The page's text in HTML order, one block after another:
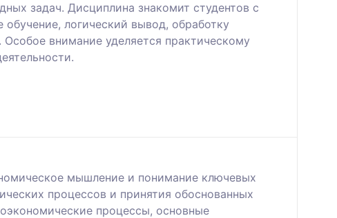
задач. Дисциплина знакомит студентов с
логический вывод, обработку
внимание уделяется практическому
мышление и понимание ключевых
процессов и принятия обоснованных
процессы, основные